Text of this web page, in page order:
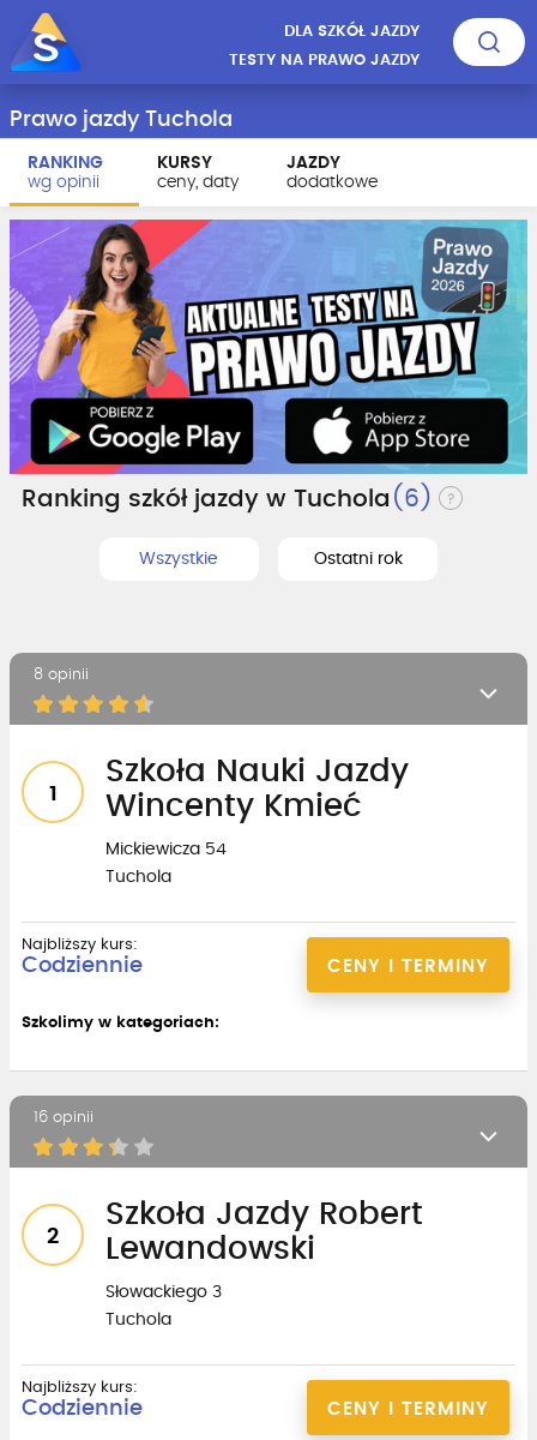
DLA SZKÓŁ JAZDY
TESTY NA PRAWO JAZDY
Prawo jazdy Tuchola
RANKING
wg opinii
KURSY
ceny, daty
JAZDY
dodatkowe
Ranking szkół jazdy w Tuchola (6)
Wszystkie Ostatni rok
8 opinii
1
Szkoła Nauki Jazdy
Wincenty Kmieć
Mickiewicza 54
Tuchola
CENY I TERMINY
Najbliższy kurs:
Codziennie
Szkolimy w kategoriach:
16 opinii
2
Szkoła Jazdy Robert
Lewandowski
Słowackiego 3
Tuchola
CENY I TERMINY
Najbliższy kurs:
Codziennie